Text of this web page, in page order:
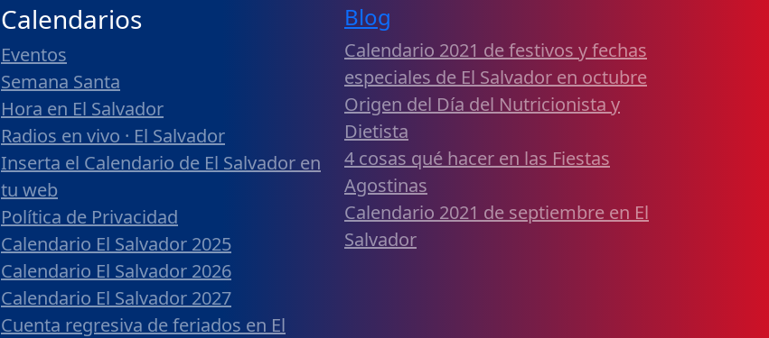
Calendarios
Eventos
Semana Santa
Hora en El Salvador
Radios en vivo · El Salvador
Inserta el Calendario de El Salvador en
tu web
Política de Privacidad
Calendario El Salvador 2025
Calendario El Salvador 2026
Calendario El Salvador 2027
Cuenta regresiva de feriados en El
Blog
Calendario 2021 de festivos y fechas
especiales de El Salvador en octubre
Origen del Día del Nutricionista y
Dietista
4 cosas qué hacer en las Fiestas
Agostinas
Calendario 2021 de septiembre en El
Salvador